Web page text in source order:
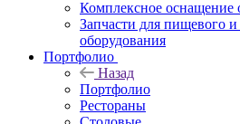
Комплексное оснащение
Запчасти для пищевого и
оборудования
Портфолио
Назад
Портфолио
Рестораны